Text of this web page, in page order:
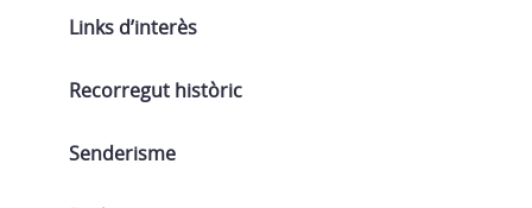
Links d’interès
Recorregut històric
Senderisme